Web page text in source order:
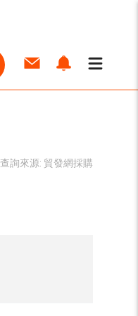
查詢來源: 貿發網採購